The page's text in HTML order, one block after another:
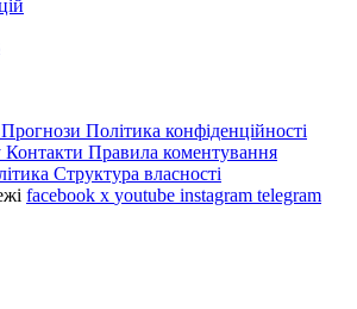
Прогнози Політика конфіденційності
Контакти Правила коментування
Структура власності
facebook x youtube instagram telegram